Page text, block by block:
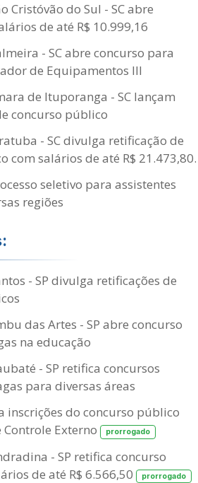
Cristóvão do Sul - SC abre
de até R$ 10.999,16
- SC abre concurso para
de Equipamentos III
de Ituporanga - SC lançam
concurso público
- SC divulga retificação de
com salários de até R$ 21.473,80.
seletivo para assistentes
regiões
- SP divulga retificações de
das Artes - SP abre concurso
na educação
- SP retifica concursos
para diversas áreas
inscrições do concurso público
Externo
prorrogado
- SP retifica concurso
de até R$ 6.566,50
prorrogado